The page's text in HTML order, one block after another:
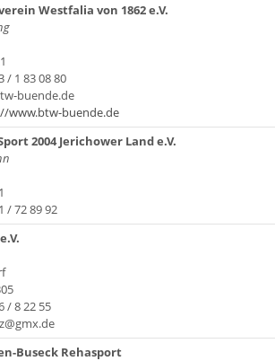
Westfalia von 1862 e.V.
/ 1 83 08 80
buende.de
www.btw-buende.de
2004 Jerichower Land e.V.
/ 72 89 92
/ 8 22 55
Buseck Rehasport